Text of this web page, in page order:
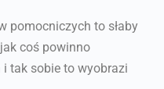
pomocniczych to słaby
coś powinno
tak sobie to wyobrazi